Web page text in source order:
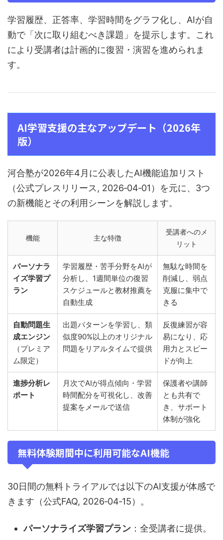
学習履歴、正答率、学習時間をグラフ化し、AIが自
動で「次に取り組むべき課題」を提示します。これ
により受講者は計画的に復習・演習を進められま
す。
AI学習支援の主なアップデート（2026年
版）
河合塾が2026年4月に公表したAI機能追加リスト
（公式プレスリリース, 2026‑04‑01）を元に、3つ
の新機能とその利用シーンを解説します。
機能 主な特徴
受講者へのメ
リット
パーソナラ
イズ学習プ
ラン
学習履歴・苦手分野をAIが
分析し、1週間単位の復習
スケジュールと教材推薦を
自動生成
無駄な時間を
削減し、弱点
克服に集中で
きる
自動問題生
成エンジン
（プレミア
ム限定）
出題パターンを学習し、類
似度90%以上のオリジナル
問題をリアルタイムで提供
反復練習が容
易になり、応
用力とスピー
ドが向上
進捗分析レ
ポート
月次でAIが得点傾向・学習
時間配分を可視化し、改善
提案をメールで送信
保護者や講師
とも共有で
き、サポート
体制が強化
無料体験期間中に利用可能なAI機能
30日間の無料トライアルでは以下のAI支援が体感で
きます（公式FAQ, 2026‑04‑15）。
パーソナライズ学習プラン ：全受講者に提供。